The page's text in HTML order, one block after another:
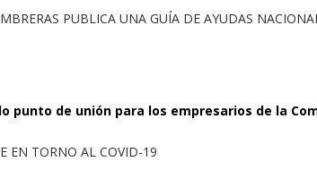
PUBLICA UNA GUÍA DE AYUDAS
punto de unión para los empresarios de la
EN TORNO AL COVID-19